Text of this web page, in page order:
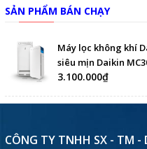
SẢN PHẨM BÁN CHẠY
Máy lọc không khí
siêu mịn Daikin
3.100.000₫
CÔNG TY TNHH SX - TM -